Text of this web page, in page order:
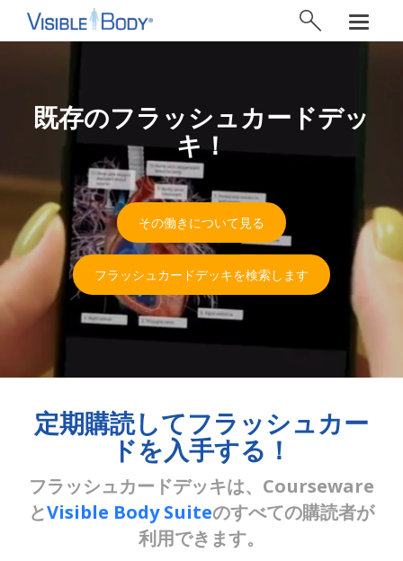
既存のフラッシュカードデッ
キ！
その働きについて見る
フラッシュカードデッキを検索します
定期購読してフラッシュカー
ドを入手する！
フラッシュカードデッキは、Courseware
とVisible Body Suiteのすべての購読者が
利用できます。